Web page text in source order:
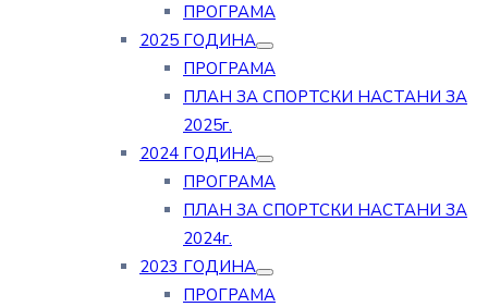
ПРОГРАМА
2025 ГОДИНА
ПРОГРАМА
ПЛАН ЗА СПОРТСКИ НАСТАНИ ЗА
2025г.
2024 ГОДИНА
ПРОГРАМА
ПЛАН ЗА СПОРТСКИ НАСТАНИ ЗА
2024г.
2023 ГОДИНА
ПРОГРАМА